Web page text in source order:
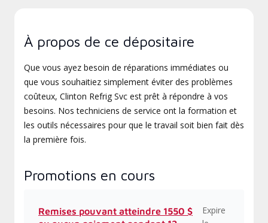
À propos de ce dépositaire
Que vous ayez besoin de réparations immédiates ou
que vous souhaitiez simplement éviter des problèmes
coûteux, Clinton Refrig Svc est prêt à répondre à vos
besoins. Nos techniciens de service ont la formation et
les outils nécessaires pour que le travail soit bien fait dès
la première fois.
Promotions en cours
Remises pouvant atteindre 1550 $
Expire